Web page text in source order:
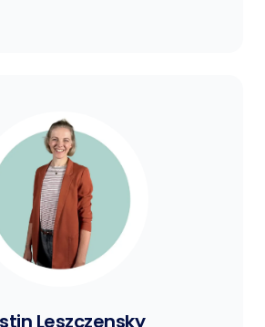
Leszczensky